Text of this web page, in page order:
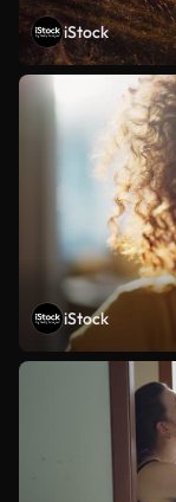
iStock
iStock